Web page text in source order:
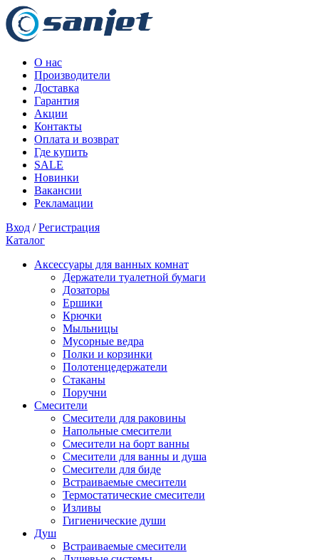
О нас
Производители
Доставка
Гарантия
Акции
Контакты
Оплата и возврат
Где купить
SALE
Новинки
Вакансии
Рекламации
Вход /Регистрация
Каталог
Аксессуары для ванных комнат
Держатели туалетной бумаги
Дозаторы
Ершики
Крючки
Мыльницы
Мусорные ведра
Полки и корзинки
Полотенцедержатели
Стаканы
Поручни
Смесители
Смесители для раковины
Напольные смесители
Смесители на борт ванны
Смесители для ванны и душа
Смесители для биде
Встраиваемые смесители
Термостатические смесители
Изливы
Гигиенические души
Душ
Встраиваемые смесители